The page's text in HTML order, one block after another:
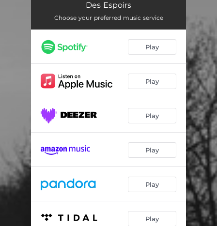
Alzhei-mère 04:32
If You Want Me to Love You 03:06
Papa 03:46
Lily 03:40
Ma copine la mort 03:27
Estelle 04:15
Si belle et si vieux 03:16
Que reste-t'il
Quand je ne serai plus là 05:13
Des Espoirs
Choose your preferred music service
Play
Play
Play
Play
Play
Play